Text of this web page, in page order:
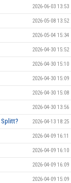
2026-06-03 13:53
2026-05-08 13:52
2026-05-04 15:34
2026-04-30 15:52
2026-04-30 15:10
2026-04-30 15:09
2026-04-30 15:08
2026-04-30 13:56
Splitt? 2026-04-13 18:25
2026-04-09 16:11
2026-04-09 16:10
2026-04-09 16:09
2026-04-09 15:09